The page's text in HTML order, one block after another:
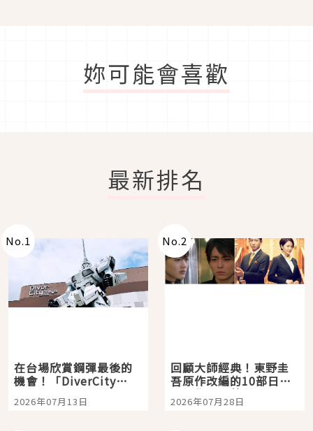
妳可能會喜歡
最新排名
No.1
在台場欣賞鋼彈最後的
機會！「DiverCity
Tokyo Plaza」搭船、
購物、美食及夜景，一
2026年07月13日
No.2
回顧大師經典！東野圭
吾原作改編的10部日本
影視作品推薦
2026年07月28日